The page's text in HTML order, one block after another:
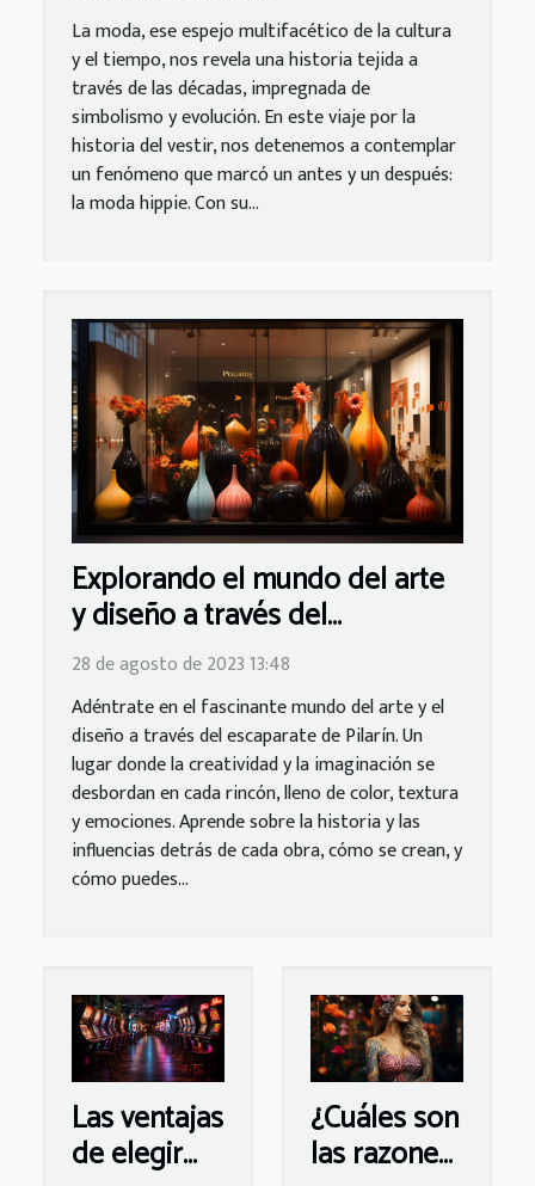
La moda, ese espejo multifacético de la cultura
y el tiempo, nos revela una historia tejida a
través de las décadas, impregnada de
simbolismo y evolución. En este viaje por la
historia del vestir, nos detenemos a contemplar
un fenómeno que marcó un antes y un después:
la moda hippie. Con su...
Explorando el mundo del arte
y diseño a través del
escaparate de Pilarín
28 de agosto de 2023 13:48
Adéntrate en el fascinante mundo del arte y el
diseño a través del escaparate de Pilarín. Un
lugar donde la creatividad y la imaginación se
desbordan en cada rincón, lleno de color, textura
y emociones. Aprende sobre la historia y las
influencias detrás de cada obra, cómo se crean, y
cómo puedes...
Las ventajas
de elegir
¿Cuáles son
las razones